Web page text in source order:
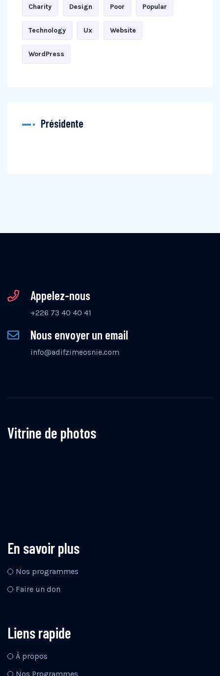
Charity Design Poor Popular
Technology Ux Website
WordPress
Présidente
Appelez-nous
+226 73 40 40 41
Nous envoyer un email
info@adifzimeosnie.com
Vitrine de photos
En savoir plus
Nos programmes
Faire un don
Liens rapide
À propos
Nos Programmes